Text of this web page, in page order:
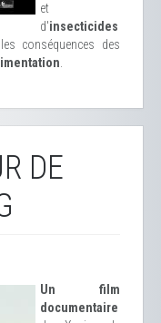
et
d'insecticides
conséquences des
DE
Un film
documentaire